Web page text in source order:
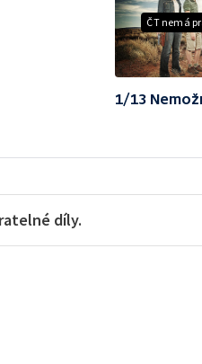
ČT nemá
1/13
díly.